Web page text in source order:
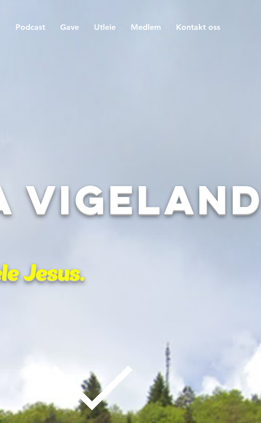
Podcast Gave Utleie Medlem Kontakt oss
Vigeland
Jesus.